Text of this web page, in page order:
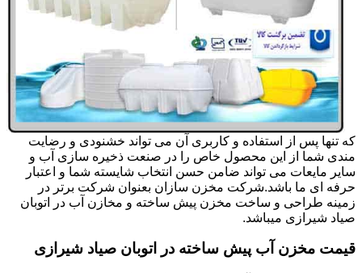
که تنها پس از استفاده و کاربری آن می تواند خشنودی و رضایت
مندی شما از این محصول خاص را در صنعت ذخیره سازی آب و
سایر مایعات می تواند ضامن حسن انتخاب شایسته شما و اعتبار
حرفه ای ما باشد.شرکت مخزن سازان بعنوان شرکت برتر در
زمینه طراحی و ساخت مخزن پیش ساخته و مخازن آب در اتوبان
صیاد شیرازی میباشد.
قیمت مخزن آب پیش ساخته در اتوبان صیاد شیرازی